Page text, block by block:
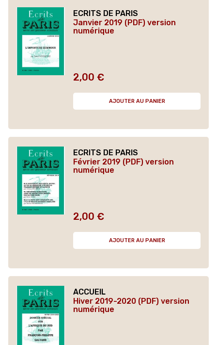
ECRITS DE PARIS
Janvier 2019 (PDF) version
numérique
Prix
2,00 €
AJOUTER AU PANIER
ECRITS DE PARIS
Février 2019 (PDF) version
numérique
Prix
2,00 €
AJOUTER AU PANIER
ACCUEIL
Hiver 2019-2020 (PDF) version
numérique